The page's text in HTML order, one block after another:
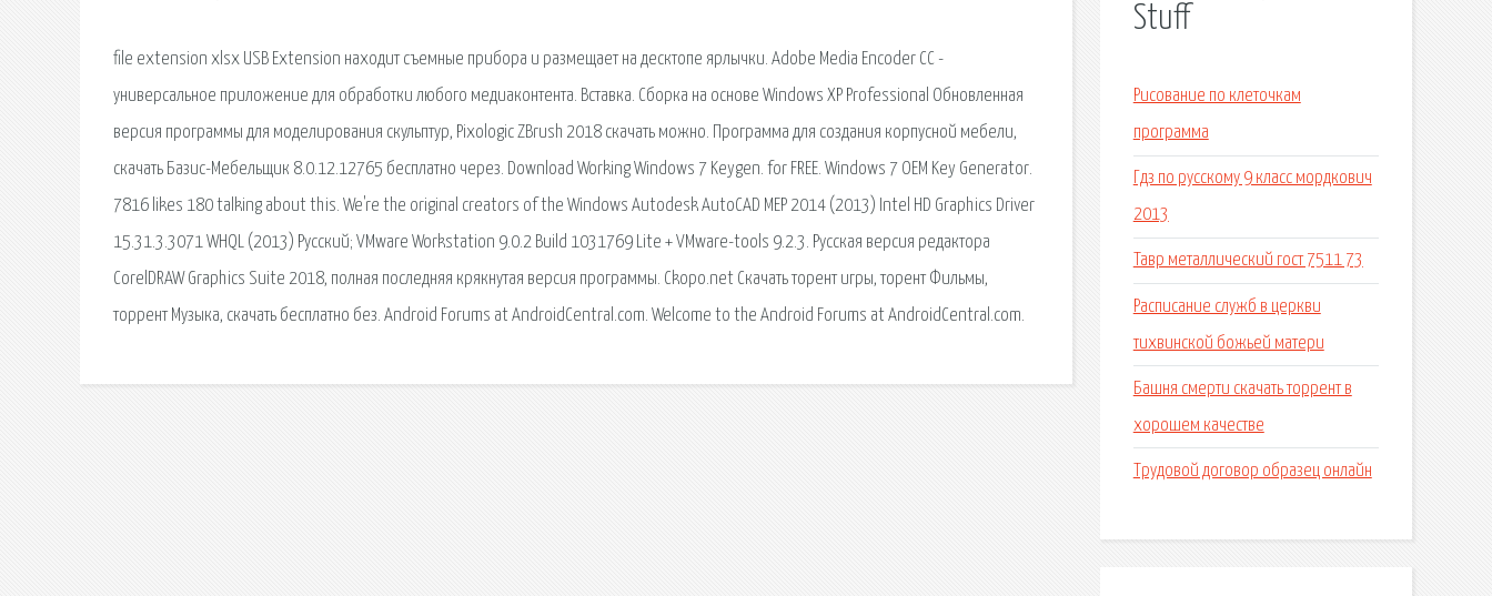
file extension xlsx USB Extension находит съемные прибора и размещает на десктопе ярлычки. Adobe Media Encoder CC -
универсальное приложение для обработки любого медиаконтента. Вставка. Сборка на основе Windows XP Professional Обновленная
версия программы для моделирования скульптур, Pixologic ZBrush 2018 скачать можно. Программа для создания корпусной мебели,
скачать Базис-Мебельщик 8.0.12.12765 бесплатно через. Download Working Windows 7 Keygen. for FREE. Windows 7 OEM Key Generator.
7816 likes 180 talking about this. We're the original creators of the Windows Autodesk AutoCAD MEP 2014 (2013) Intel HD Graphics Driver
15.31.3.3071 WHQL (2013) Русский; VMware Workstation 9.0.2 Build 1031769 Lite + VMware-tools 9.2.3. Русская версия редактора
CorelDRAW Graphics Suite 2018, полная последняя крякнутая версия программы. Ckopo.net Скачать торент игры, торент Фильмы,
торрент Музыка, скачать бесплатно без. Android Forums at AndroidCentral.com. Welcome to the Android Forums at AndroidCentral.com.
Stuff
Рисование по клеточкам
программа
Гдз по русскому 9 класс мордкович
2013
Тавр металлический гост 7511 73
Расписание служб в церкви
тихвинской божьей матери
Башня смерти скачать торрент в
хорошем качестве
Трудовой договор образец онлайн